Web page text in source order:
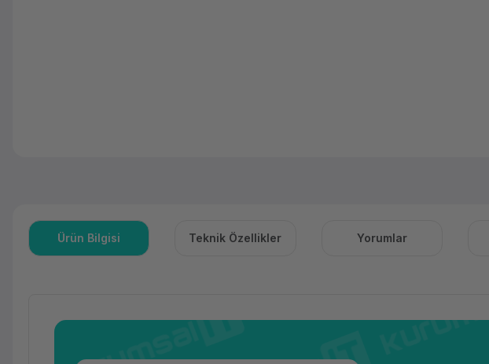
Ürün Bilgisi Teknik Özellikler Yorumlar